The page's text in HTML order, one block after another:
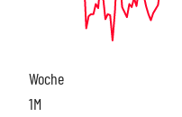
Woche
1M